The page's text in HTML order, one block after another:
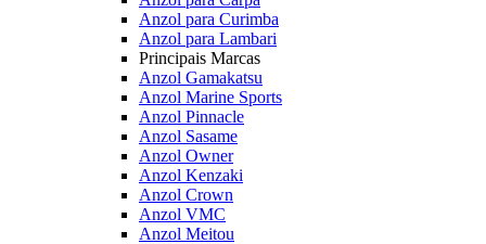
Anzol para Curimba
Anzol para Lambari
Principais Marcas
Anzol Gamakatsu
Anzol Marine Sports
Anzol Pinnacle
Anzol Sasame
Anzol Owner
Anzol Kenzaki
Anzol Crown
Anzol VMC
Anzol Meitou